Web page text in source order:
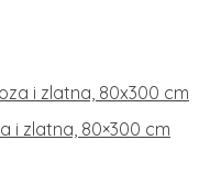
i zlatna, 80×300 cm